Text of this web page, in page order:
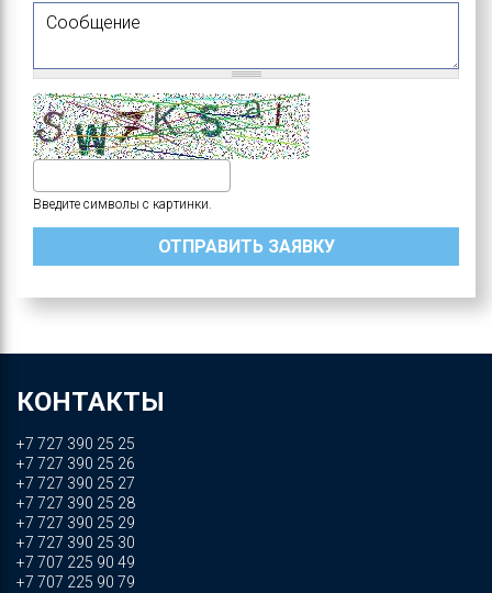
Сообщение
Введите символы с картинки.
КОНТАКТЫ
+7 727 390 25 25
+7 727 390 25 26
+7 727 390 25 27
+7 727 390 25 28
+7 727 390 25 29
+7 727 390 25 30
+7 707 225 90 49
+7 707 225 90 79